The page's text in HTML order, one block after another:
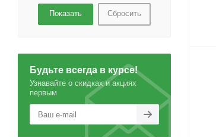
Сбросить
Будьте всегда в курсе!
Узнавайте о скидках и акциях
первым